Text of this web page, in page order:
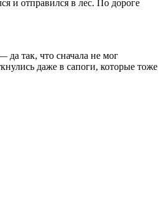
и отправился в лес. По дороге
так, что сначала не мог
даже в сапоги, которые тоже